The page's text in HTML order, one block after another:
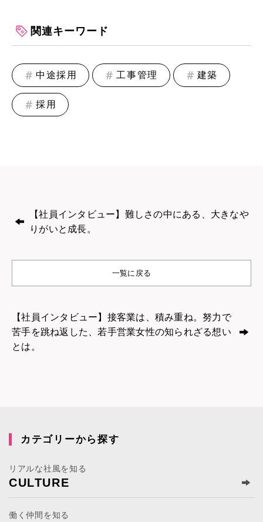
関連キーワード
中途採用 工事管理 建築
採用
【社員インタビュー】難しさの中にある、大きなや
りがいと成長。
一覧に戻る
【社員インタビュー】接客業は、積み重ね。努力で
苦手を跳ね返した、若手営業女性の知られざる想い
とは。
カテゴリーから探す
リアルな社風を知る
CULTURE
働く仲間を知る